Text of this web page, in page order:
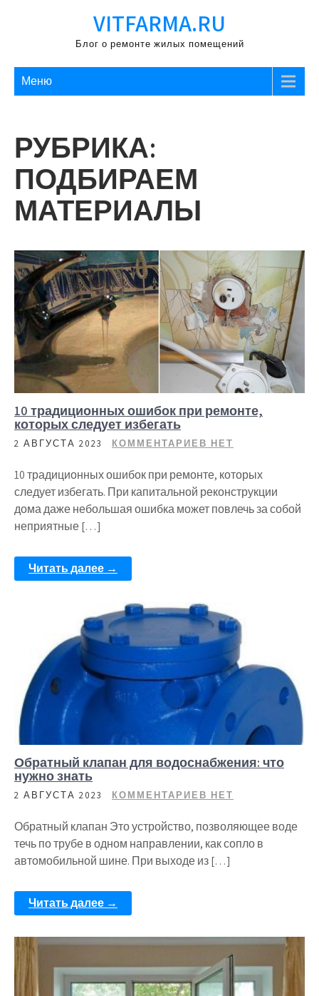
VITFARMA.RU
Блог о ремонте жилых помещений
Меню
РУБРИКА:
ПОДБИРАЕМ
МАТЕРИАЛЫ
10 традиционных ошибок при ремонте,
которых следует избегать
2 АВГУСТА 2023 КОММЕНТАРИЕВ НЕТ
10 традиционных ошибок при ремонте, которых
следует избегать. При капитальной реконструкции
дома даже небольшая ошибка может повлечь за собой
неприятные […]
Читать далее →
Обратный клапан для водоснабжения: что
нужно знать
2 АВГУСТА 2023 КОММЕНТАРИЕВ НЕТ
Обратный клапан Это устройство, позволяющее воде
течь по трубе в одном направлении, как сопло в
автомобильной шине. При выходе из […]
Читать далее →